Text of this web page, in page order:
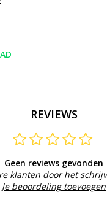
REVIEWS
Geen reviews gevonden
klanten door het
Je beoordeling toevoegen